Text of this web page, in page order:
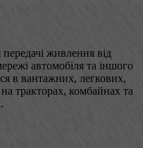
живлення від
автомобіля та іншого
в вантажних, легкових,
тракторах, комбайнах та